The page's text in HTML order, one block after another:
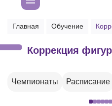
Главная Обучение
Коррекция
Чемпионаты Расписание